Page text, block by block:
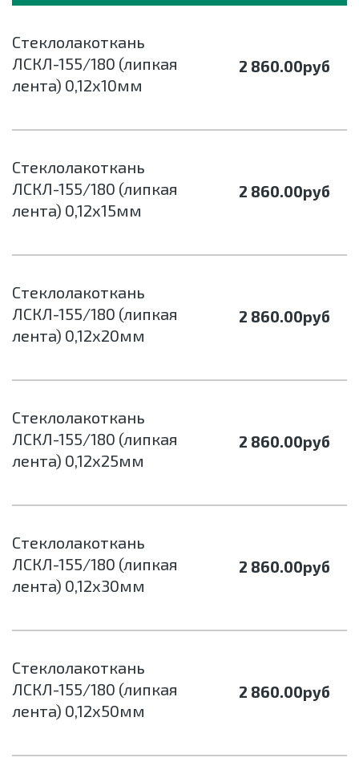
Стеклолакоткань
ЛСКЛ-155/180 (липкая
лента) 0,12х10мм
2 860.00руб
Стеклолакоткань
ЛСКЛ-155/180 (липкая
лента) 0,12х15мм
2 860.00руб
Стеклолакоткань
ЛСКЛ-155/180 (липкая
лента) 0,12х20мм
2 860.00руб
Стеклолакоткань
ЛСКЛ-155/180 (липкая
лента) 0,12х25мм
2 860.00руб
Стеклолакоткань
ЛСКЛ-155/180 (липкая
лента) 0,12х30мм
2 860.00руб
Стеклолакоткань
ЛСКЛ-155/180 (липкая
лента) 0,12х50мм
2 860.00руб